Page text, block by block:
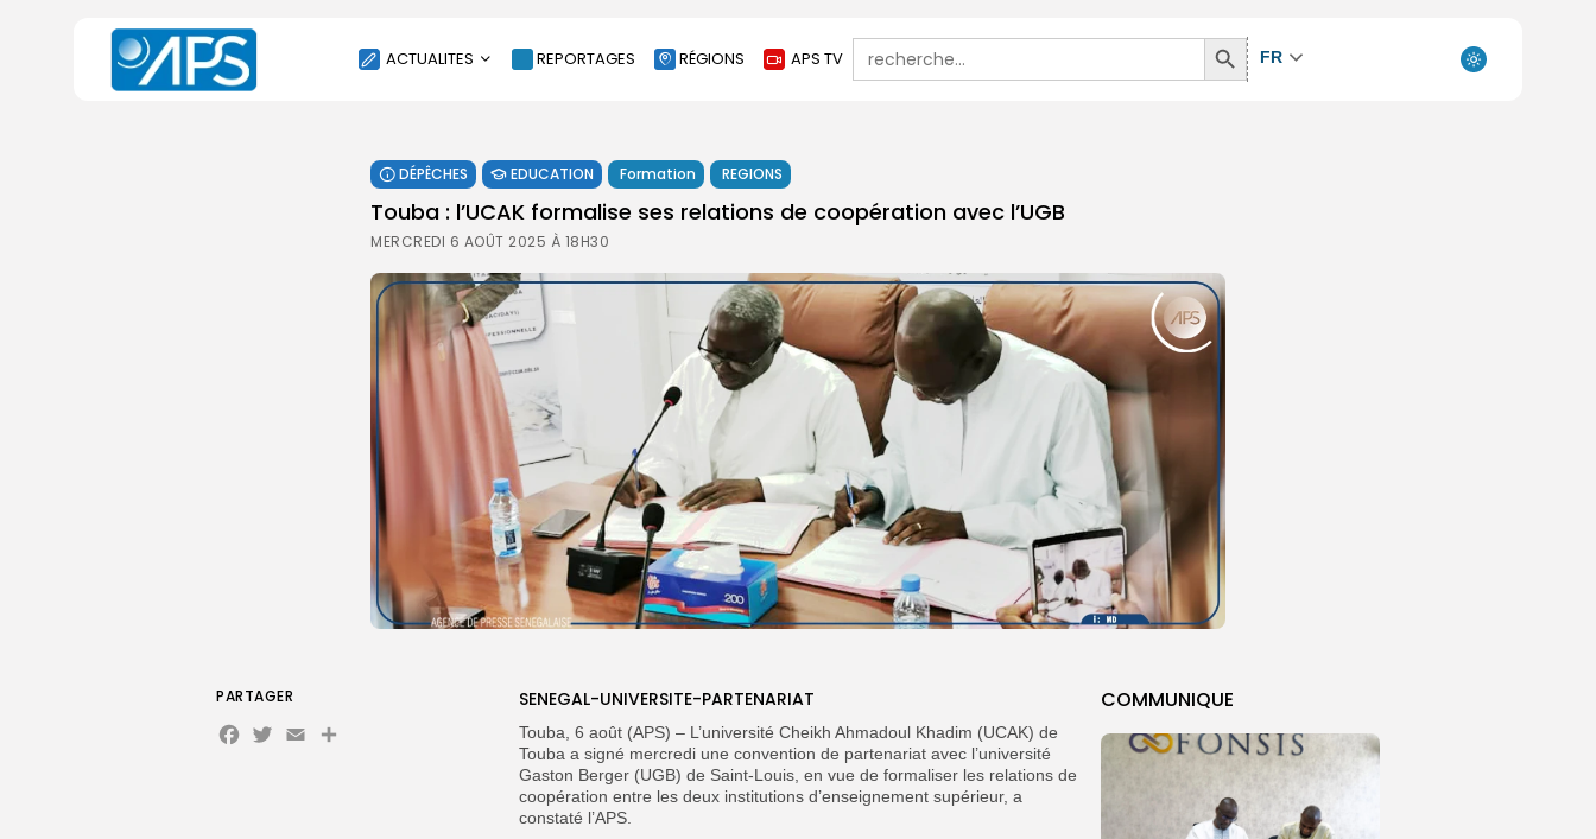
ACTUALITES
SOCIÉTÉ
ÉCONOMIE
CULTURE
SPORT
ENVIRONNEMENT
INTERNATIONAL
AGENDA
SANTE
REPORTAGES RÉGIONS APS TV
Search
for:
Search
Button
FR
DÉPÊCHES EDUCATION Formation REGIONS
Touba : l’UCAK formalise ses relations de coopération avec l’UGB
MERCREDI 6 AOÛT 2025 À 18H30
COMMUNIQUE
SENEGAL-UNIVERSITE-PARTENARIAT
Touba, 6 août (APS) – L’université Cheikh Ahmadoul Khadim (UCAK) de
Touba a signé mercredi une convention de partenariat avec l’université
Gaston Berger (UGB) de Saint-Louis, en vue de formaliser les relations de
coopération entre les deux institutions d’enseignement supérieur, a
constaté l’APS.
PARTAGER
Facebook
Twitter
EmailPartager